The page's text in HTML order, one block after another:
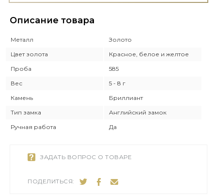
Описание товара
Металл
Золото
Цвет золота
Красное, белое и желтое
Проба
585
Вес
5 - 8 г
Камень
Бриллиант
Тип замка
Английский замок
Ручная работа
Да
ЗАДАТЬ ВОПРОС О ТОВАРЕ
ПОДЕЛИТЬСЯ: